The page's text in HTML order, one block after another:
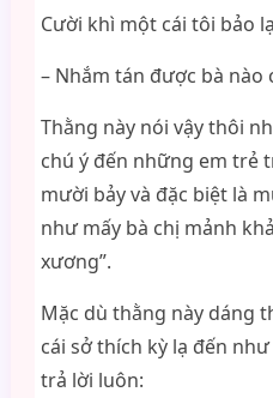
Cười khì một cái tôi bảo
– Nhắm tán được bà nào
Thằng này nói vậy thôi
chú ý đến những em trẻ
mười bảy và đặc biệt là
như mấy bà chị mảnh
xương”.
Mặc dù thằng này dáng
cái sở thích kỳ lạ đến
trả lời luôn: